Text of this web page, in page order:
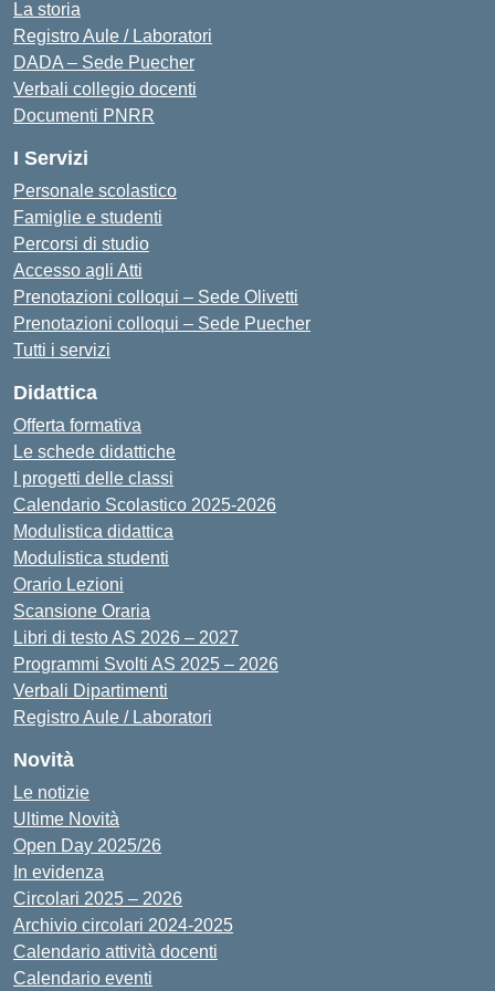
La storia
Registro Aule / Laboratori
DADA – Sede Puecher
Verbali collegio docenti
Documenti PNRR
I Servizi
Personale scolastico
Famiglie e studenti
Percorsi di studio
Accesso agli Atti
Prenotazioni colloqui – Sede Olivetti
Prenotazioni colloqui – Sede Puecher
Tutti i servizi
Didattica
Offerta formativa
Le schede didattiche
I progetti delle classi
Calendario Scolastico 2025-2026
Modulistica didattica
Modulistica studenti
Orario Lezioni
Scansione Oraria
Libri di testo AS 2026 – 2027
Programmi Svolti AS 2025 – 2026
Verbali Dipartimenti
Registro Aule / Laboratori
Novità
Le notizie
Ultime Novità
Open Day 2025/26
In evidenza
Circolari 2025 – 2026
Archivio circolari 2024-2025
Calendario attività docenti
Calendario eventi